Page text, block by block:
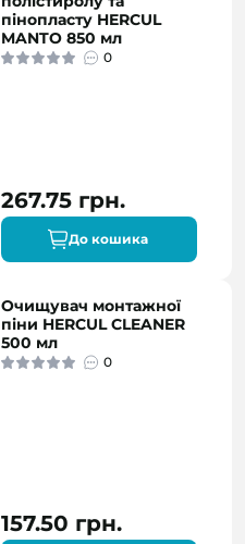
пінопласту HERCUL
MANTO 850 мл
0
267.75 грн.
До кошика
Очищувач монтажної
піни HERCUL CLEANER
500 мл
0
157.50 грн.